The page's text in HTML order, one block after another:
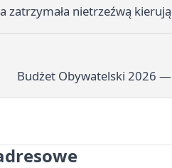
zatrzymała nietrzeźwą
Budżet Obywatelski 2026